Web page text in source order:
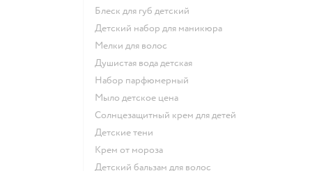
блеск для губ детский
детский набор для маникюра
мелки для волос
душистая вода детская
набор парфюмерный
мыло детское цена
солнцезащитный крем для детей
детские тени
крем от мороза
детский бальзам для волос